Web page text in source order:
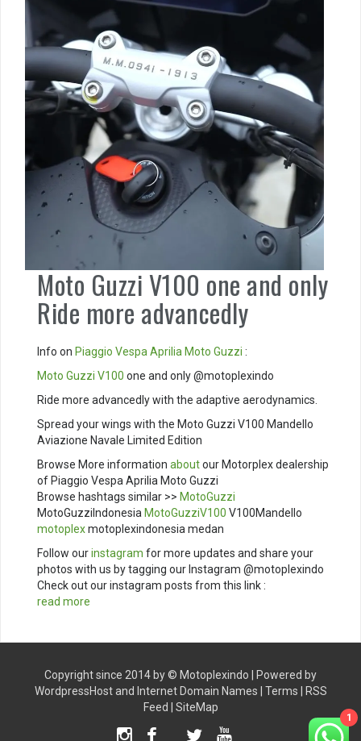
Moto Guzzi V100 one and only
Ride more advancedly
Info on Piaggio VespaAprilia Moto Guzzi :
Moto Guzzi V100 one and only @motoplexindo
Ride more advancedly with the adaptive aerodynamics.
Spread your wings with the Moto Guzzi V100 Mandello
Aviazione Navale Limited Edition
Browse More information aboutour Motorplex dealership
of Piaggio Vespa Aprilia Moto Guzzi
Browse hashtags similar >> MotoGuzzi
MotoGuzziIndonesia MotoGuzziV100 V100Mandello
motoplexmotoplexindonesia medan
Follow ourinstagram for more updates and share your
photos with us by tagging our Instagram @motoplexindo
Check out our instagram posts from this link :
read more
Copyright since 2014 by © Motoplexindo | Powered by
WordpressHostand Internet Domain Names Terms
RSS
Feed
SiteMap
InstagramFacebookTwitterYoutube
1